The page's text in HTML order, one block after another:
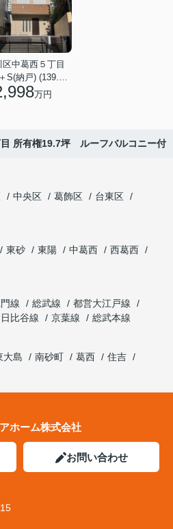
区中葛西５丁目
4LDK＋S(納戸) (139.49㎡)
万円
所有権19.7坪 ルーフバルコニー付
中央区 葛飾区
台東区
東砂 東陽 中葛西
西葛西
線 総武線
都営大江戸線
日比谷線 京葉線
総武本線
大島 南砂町 葛西
住吉
ホーム株式会社
お問い合わせ